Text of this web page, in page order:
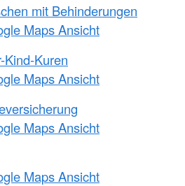
mit Behinderungen
Maps Ansicht
Kind-Kuren
Maps Ansicht
Maps Ansicht
Maps Ansicht